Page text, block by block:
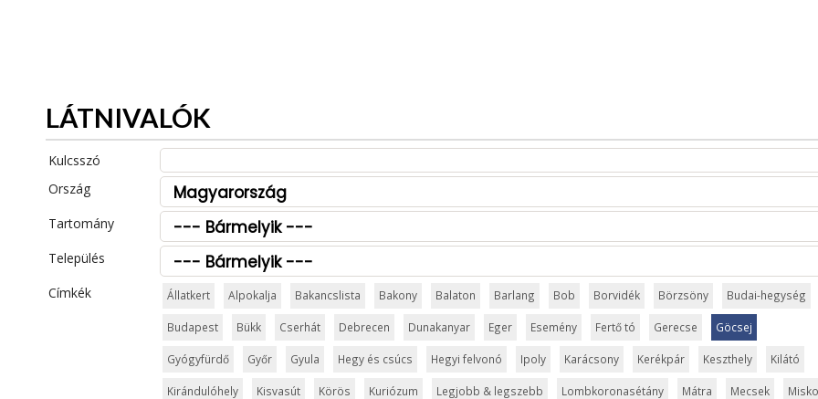
LÁTNIVALÓK
Kulcsszó
Ország
Tartomány
Település
Címkék
Állatkert Alpokalja Bakancslista Bakony Balaton Barlang Bob Borvidék Börzsöny Budai-hegység
Budapest Bükk Cserhát Debrecen Dunakanyar Eger Esemény Fertő tó Gerecse Göcsej
Gyógyfürdő Győr Gyula Hegy és csúcs Hegyi felvonó Ipoly Karácsony Kerékpár Keszthely Kilátó
Kirándulóhely Kisvasút Körös Kuriózum Legjobb & legszebb Lombkoronasétány Mátra Mecsek